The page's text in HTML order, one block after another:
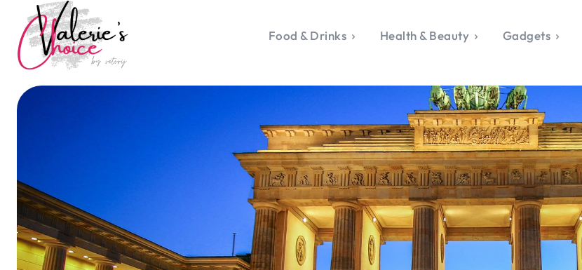
Happyness & Opmerkelijk
Lifestyle, Sport &
Duurzaamheid
Gadgets & Tech
Top 5 van Valerie
Health & Beauty
Huis & Tuin
Over Valerie
De Top 5
Contact
Health &
Huis & Tuin
Food & Drinks Health & Beauty Gadgets